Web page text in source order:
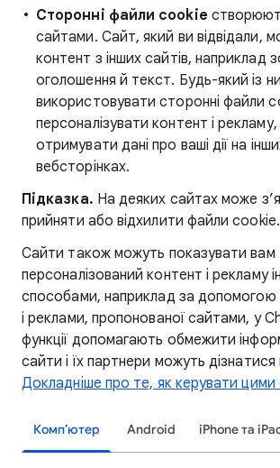
Сторонні файли cookie
сайтами. Сайт, який ви відвідали,
контент з інших сайтів, наприклад
оголошення й текст. Будь-який із
використовувати сторонні файли
персоналізувати контент і
отримувати дані про ваші дії на
вебсторінках.
Підказка. На деяких сайтах може
прийняти або відхилити файли cookie.
Сайти також можуть показувати вам
персоналізований контент і рекламу
способами, наприклад за
і реклами, пропонованої сайтами, у
функції допомагають обмежити
сайти і їх партнери можуть
Докладніше про те, як керувати цими
Комп’ютер Android iPhone та